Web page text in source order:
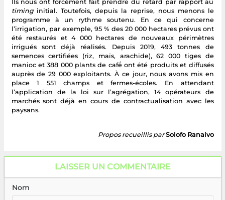
Ils nous ont forcément fait prendre du retard par rapport au
timinginitial. Toutefois, depuis la reprise, nous menons le
programme à un rythme soutenu. En ce qui concerne
l’irrigation, par exemple, 95 % des 20 000 hectares prévus ont
été restaurés et 4 000 hectares de nouveaux périmètres
irrigués sont déjà réalisés. Depuis 2019, 493 tonnes de
semences certifiées (riz, maïs, arachide), 62 000 tiges de
manioc et 388 000 plants de café́ ont été produits et diffusés
auprès de 29 000 exploitants. À ce jour, nous avons mis en
place 1 551 champs et fermes-écoles. En attendant
l’application de la loi sur l’agrégation, 14 opérateurs de
marchés sont déjà en cours de contractualisation avec les
paysans.
Propos recueillis parSolofo Ranaivo
LAISSER UN COMMENTAIRE
Nom